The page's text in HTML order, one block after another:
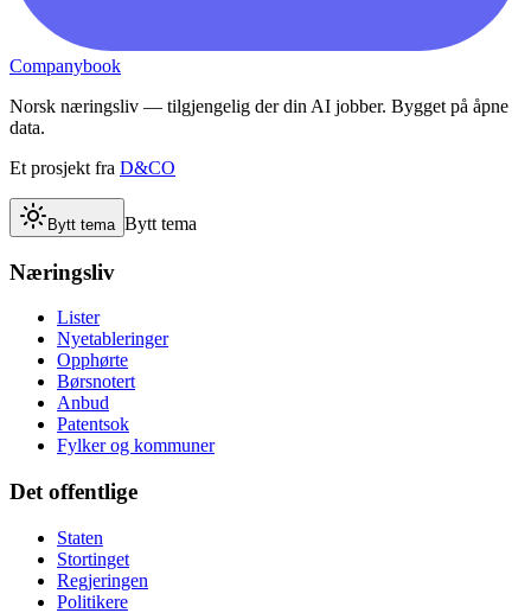
Companybook
Norsk næringsliv — tilgjengelig der din AI jobber. Bygget på åpne
data.
Et prosjekt fra D&CO
Bytt tema Bytt tema
Næringsliv
Lister
Nyetableringer
Opphørte
Børsnotert
Anbud
Patentsok
Fylker og kommuner
Det offentlige
Staten
Stortinget
Regjeringen
Politikere